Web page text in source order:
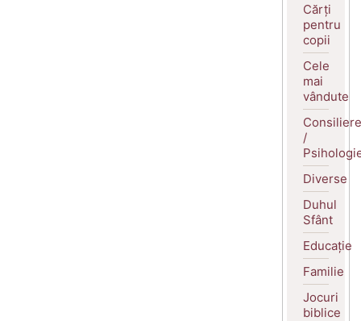
Cărți
pentru
copii
Cele
mai
vândute
Consiliere
/
Diverse
Duhul
Sfânt
Educație
Familie
Jocuri
biblice